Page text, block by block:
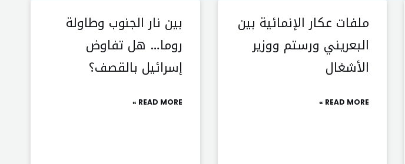
ملفات عكار الإنمائية بين
البعريني ورستم ووزير
الأشغال
READ MORE »
بين نار الجنوب وطاولة
روما… هل تفاوض
إسرائيل بالقصف؟
READ MORE »